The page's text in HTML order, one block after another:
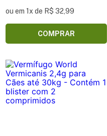
ou em 1x de R$ 32,99
COMPRAR